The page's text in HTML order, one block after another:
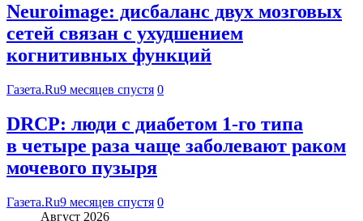
Neuroimage: дисбаланс двух мозговых
сетей связан с ухудшением
когнитивных функций
Газета.Ru9 месяцев спустя 0
DRCP: люди с диабетом 1-го типа
в четыре раза чаще заболевают раком
мочевого пузыря
Газета.Ru9 месяцев спустя 0
Август 2026